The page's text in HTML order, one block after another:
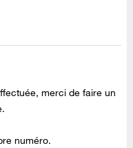
merci de faire un
numéro.